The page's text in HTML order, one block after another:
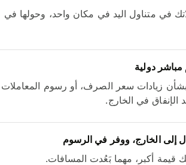
في متناول اليد في مكان واحد، وحولها في
دولية
زيادات سعر الصرف، أو رسوم المعاملات
في الخارج.
الخارج، ووفر في الرسوم
أكبر، مهما بَعُدت المسافات.